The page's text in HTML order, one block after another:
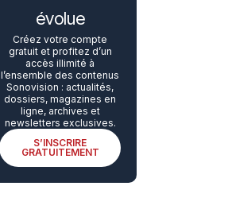
évolue
Créez votre compte
gratuit et profitez d’un
accès illimité à
l’ensemble des contenus
Sonovision : actualités,
dossiers, magazines en
ligne, archives et
newsletters exclusives.
S’INSCRIRE
GRATUITEMENT